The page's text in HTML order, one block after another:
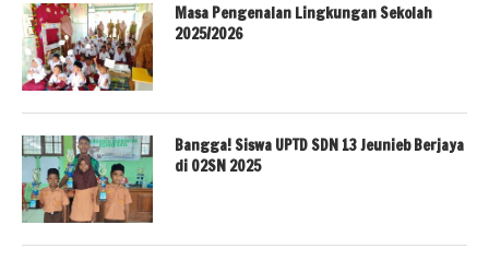
Masa Pengenalan Lingkungan Sekolah
2025/2026
Bangga! Siswa UPTD SDN 13 Jeunieb Berjaya
di O2SN 2025